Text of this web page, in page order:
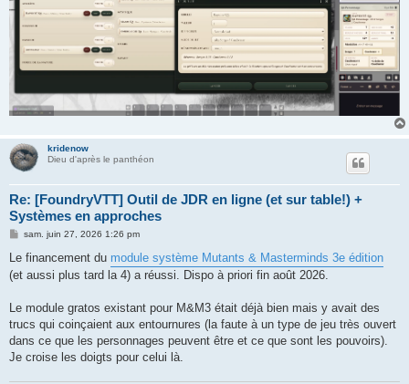
kridenow
Dieu d'après le panthéon
Re: [FoundryVTT] Outil de JDR en ligne (et sur table!) +
Systèmes en approches
M
s
a
sam. juin 27, 2026 1:26 pm
Le financement du module système Mutants & Masterminds 3e édition
(et aussi plus tard la 4) a réussi. Dispo à priori fin août 2026.
Le module gratos existant pour M&M3 était déjà bien mais y avait des
trucs qui coinçaient aux entournures (la faute à un type de jeu très ouvert
dans ce que les personnages peuvent être et ce que sont les pouvoirs).
Je croise les doigts pour celui là.